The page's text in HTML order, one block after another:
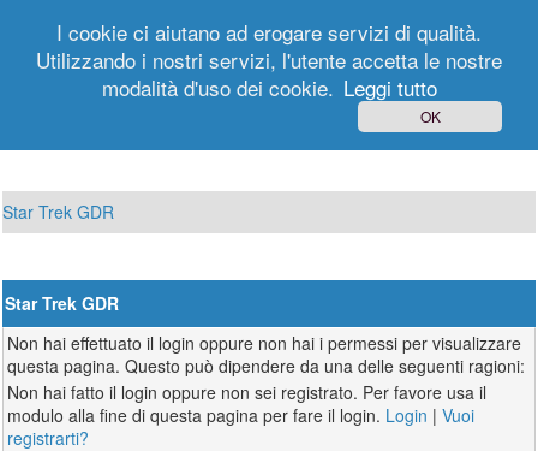
Registrati
Star Trek GDR
Star Trek GDR
Non hai effettuato il login oppure non hai i permessi per visualizzare
questa pagina. Questo può dipendere da una delle seguenti ragioni:
Non hai fatto il login oppure non sei registrato. Per favore usa il
modulo alla fine di questa pagina per fare il login. Login |Vuoi
registrarti?
I cookie ci aiutano ad erogare servizi di qualità.
Utilizzando i nostri servizi, l'utente accetta le nostre
modalità d'uso dei cookie. Leggi tutto
OK